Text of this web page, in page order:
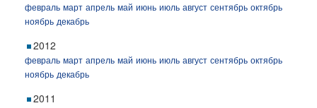
февраль март апрель май июнь июль август сентябрь октябрь
ноябрь декабрь
2012
февраль март апрель май июнь июль август сентябрь октябрь
ноябрь декабрь
2011